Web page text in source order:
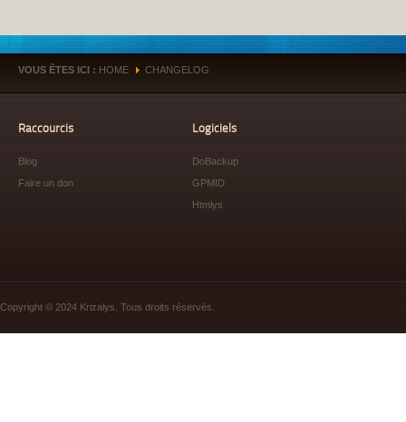
VOUS ÊTES ICI : HOME » CHANGELOG
Raccourcis
Blog
Faire un don
Logiciels
DoBackup
GPMID
Htmlys
Copyright © 2024 Krizalys. Tous droits réservés.